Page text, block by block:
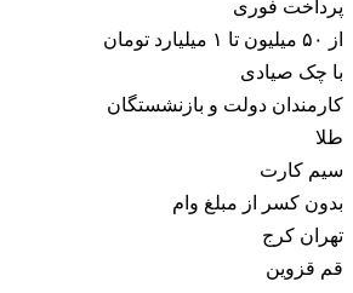
پرداخت فوری
از ۵۰ میلیون تا ۱ میلیارد تومان
با چک صیادی
کارمندان دولت و بازنشستگان
طلا
سیم کارت
بدون کسر از مبلغ وام
تهران کرج
قم قزوین